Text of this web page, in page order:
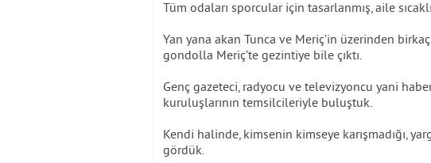
Tüm odaları sporcular için tasarlanmış, aile
Yan yana akan Tunca ve Meriç’in üzerinden
gondolla Meriç’te gezintiye bile çıktı.
Genç gazeteci, radyocu ve televizyoncu yani
kuruluşlarının temsilcileriyle buluştuk.
Kendi halinde, kimsenin kimseye karışmadığı,
gördük.